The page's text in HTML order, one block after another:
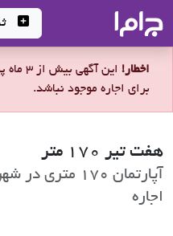
- سامانه جامع
اخطار!
این
برای اجاره موجود نباشد.
هفت تیر 170 متر
آپارتمان 170
اجاره